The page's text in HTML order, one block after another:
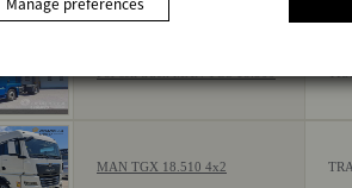
MAN TGX 18.510 4x2